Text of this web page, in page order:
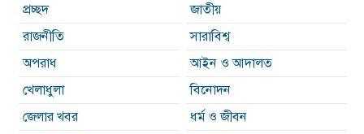
প্রচ্ছদ
জাতীয়
রাজনীতি
সারাবিশ্ব
অপরাধ
আইন ও আদালত
খেলাধুলা
বিনোদন
জেলার খবর
ধর্ম ও জীবন